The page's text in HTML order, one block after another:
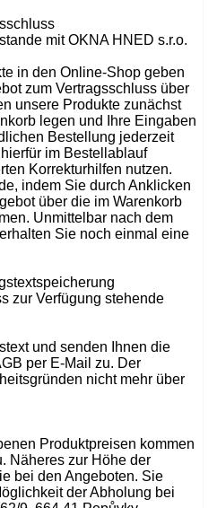
mit OKNA HNED s.r.o.
in den Online-Shop geben
zum Vertragsschluss über
unsere Produkte zunächst
legen und Ihre Eingaben
Bestellung jederzeit
im Bestellablauf
Korrekturhilfen nutzen.
indem Sie durch Anklicken
über die im Warenkorb
Unmittelbar nach dem
Sie noch einmal eine
zur Verfügung stehende
und senden Ihnen die
per E-Mail zu. Der
nicht mehr über
Produktpreisen kommen
Näheres zur Höhe der
bei den Angeboten. Sie
der Abholung bei